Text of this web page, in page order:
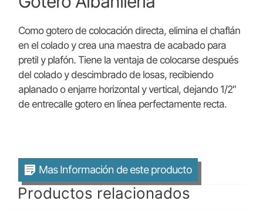
Como gotero de colocación directa, elimina el chaflán
en el colado y crea una maestra de acabado para
pretil y plafón. Tiene la ventaja de colocarse después
del colado y descimbrado de losas, recibiendo
aplanado o enjarre horizontal y vertical, dejando 1/2″
de entrecalle gotero en línea perfectamente recta.
Mas Información de este producto
Productos relacionados